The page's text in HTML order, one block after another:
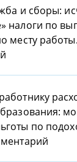
и сборы:
налоги по
месту
по